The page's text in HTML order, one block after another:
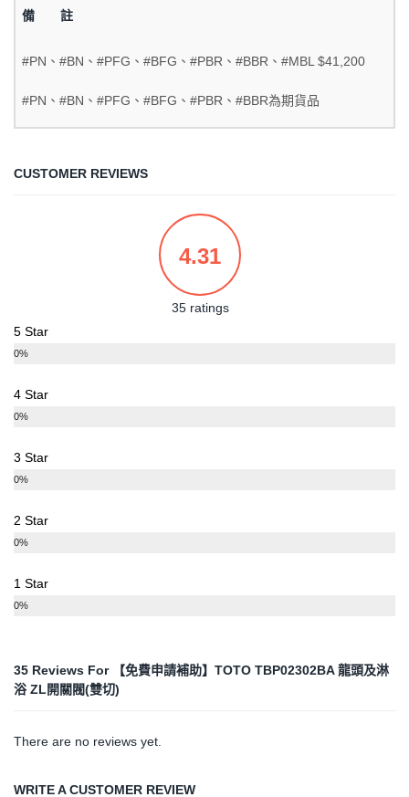
備 註
#PN、#BN、#PFG、#BFG、#PBR、#BBR、#MBL $41,200
#PN、#BN、#PFG、#BFG、#PBR、#BBR為期貨品
CUSTOMER REVIEWS
4.31
35 ratings
5 Star
0%
4 Star
0%
3 Star
0%
2 Star
0%
1 Star
0%
35 Reviews For
【免費申請補助】TOTO TBP02302BA 龍頭及淋
浴 ZL開關閥(雙切)
There are no reviews yet.
WRITE A CUSTOMER REVIEW